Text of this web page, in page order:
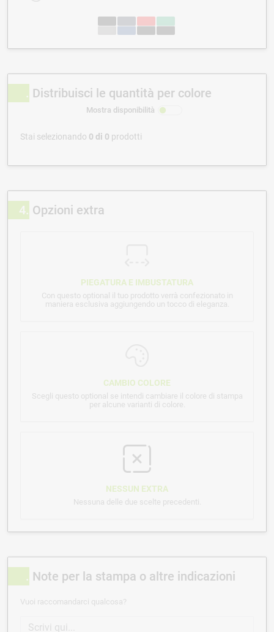
Distribuisci le quantità per colore
Mostra disponibilità
Stai selezionando 0 di 0 prodotti
4 Opzioni extra
PIEGATURA E IMBUSTATURA
Con questo optional il tuo prodotto verrà confezionato in
maniera esclusiva aggiungendo un tocco di eleganza.
CAMBIO COLORE
Scegli questo optional se intendi cambiare il colore di stampa
per alcune varianti di colore.
NESSUN EXTRA
Nessuna delle due scelte precedenti.
Note per la stampa o altre indicazioni
Vuoi raccomandarci qualcosa?